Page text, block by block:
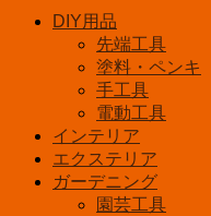
180ml
DIY用品
先端工具
塗料・ペンキ
手工具
電動工具
インテリア
エクステリア
ガーデニング
園芸工具